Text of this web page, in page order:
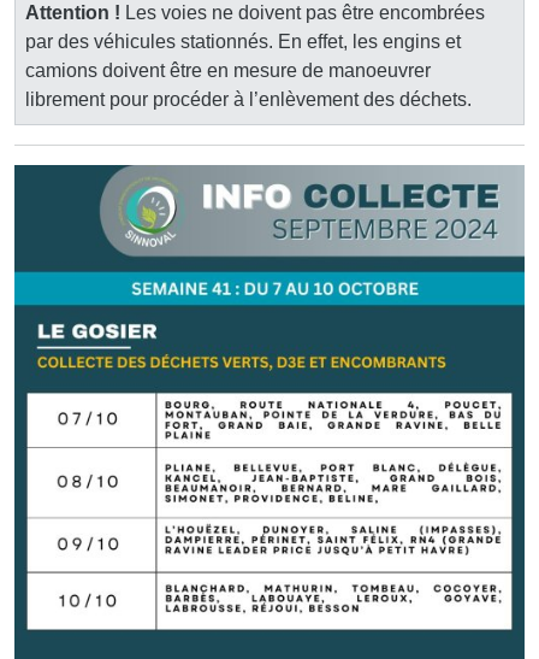
Attention ! Les voies ne doivent pas être encombrées
par des véhicules stationnés. En effet, les engins et
camions doivent être en mesure de manoeuvrer
librement pour procéder à l’enlèvement des déchets.